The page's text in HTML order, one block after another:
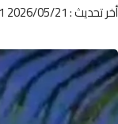
أخر تحديث : 2026/05/21 at 9:21 مساءً